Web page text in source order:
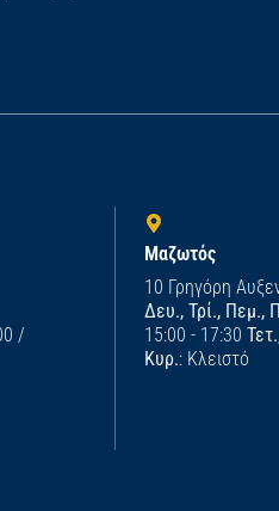
/
Μαζωτός
10 Γρηγόρη
Δευ., Τρί., Πεμ.,
15:00 - 17:30
Κυρ.: Κλειστό